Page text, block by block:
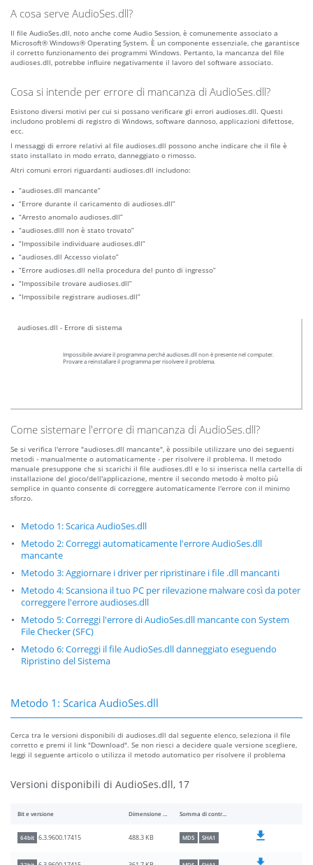
A cosa serve AudioSes.dll?
Il file AudioSes.dll, noto anche come Audio Session, è comunemente associato a
Microsoft® Windows® Operating System. È un componente essenziale, che garantisce
il corretto funzionamento dei programmi Windows. Pertanto, la mancanza del file
audioses.dll, potrebbe influire negativamente il lavoro del software associato.
Cosa si intende per errore di mancanza di AudioSes.dll?
Esistono diversi motivi per cui si possano verificare gli errori audioses.dll. Questi
includono problemi di registro di Windows, software dannoso, applicazioni difettose,
ecc.
I messaggi di errore relativi al file audioses.dll possono anche indicare che il file è
stato installato in modo errato, danneggiato o rimosso.
Altri comuni errori riguardanti audioses.dll includono:
“audioses.dll mancante”
“Errore durante il caricamento di audioses.dll”
“Arresto anomalo audioses.dll”
“audioses.dlll non è stato trovato”
“Impossibile individuare audioses.dll”
“audioses.dll Accesso violato”
“Errore audioses.dll nella procedura del punto di ingresso”
“Impossibile trovare audioses.dll”
“Impossibile registrare audioses.dll”
audioses.dll - Errore di sistema
Impossibile avviare il programma perché audioses.dll non è presente nel computer.
Provare a reinstallare il programma per risolvere il problema.
Come sistemare l'errore di mancanza di AudioSes.dll?
Se si verifica l'errore "audioses.dll mancante", è possibile utilizzare uno dei seguenti
metodi - manualmente o automaticamente - per risolvere il problema. Il metodo
manuale presuppone che si scarichi il file audioses.dll e lo si inserisca nella cartella di
installazione del gioco/dell'applicazione, mentre il secondo metodo è molto più
semplice in quanto consente di correggere automaticamente l'errore con il minimo
sforzo.
Metodo 1: Scarica AudioSes.dll
Metodo 2: Correggi automaticamente l'errore AudioSes.dll
mancante
Metodo 3: Aggiornare i driver per ripristinare i file .dll mancanti
Metodo 4: Scansiona il tuo PC per rilevazione malware così da poter
correggere l'errore audioses.dll
Metodo 5: Correggi l'errore di AudioSes.dll mancante con System
File Checker (SFC)
Metodo 6: Correggi il file AudioSes.dll danneggiato eseguendo
Ripristino del Sistema
Metodo 1: Scarica AudioSes.dll
Cerca tra le versioni disponibili di audioses.dll dal seguente elenco, seleziona il file
corretto e premi il link "Download". Se non riesci a decidere quale versione scegliere,
leggi il seguente articolo o utilizza il metodo automatico per risolvere il problema
Versioni disponibili di AudioSes.dll, 17
Bit e versione Dimensione del file Somma di controllo
64bit 6.3.9600.17415 488.3 KB MD5 SHA1